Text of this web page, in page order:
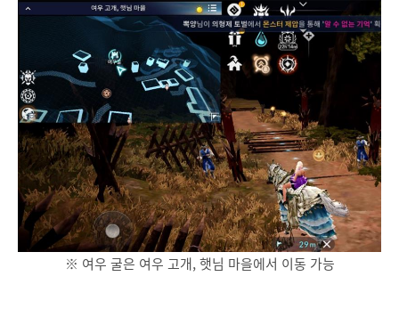
※ 여우 굴은 여우 고개, 햇님 마을에서 이동 가능